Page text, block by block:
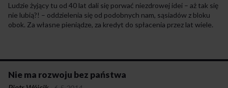
Ludzie żyjący tu od 40 lat dali się porwać niezdrowej idei – aż tak się
nie lubią?! – oddzielenia się od podobnych nam, sąsiadów z bloku
obok. Za własne pieniądze, za kredyt do spłacenia przez lat wiele.
a nie z Urzędu Miasta. Satanizm stosowany. Satanizm użytkowy.
Ludzie zamknięci w getcie, jak szczury stłoczone na małej
powierzchni, zaczynają gryźć się wzajem. Agresja i frustracja zostają
Nie ma rozwoju bez państwa